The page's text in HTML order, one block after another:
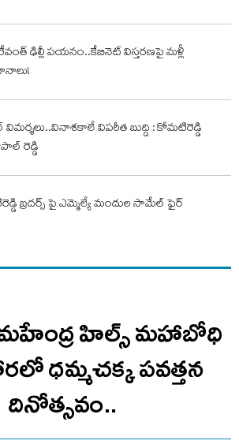
ఢిల్లీ పయనం..కేబినెట్ విస్తరణపై మళ్లీ
విపరీత బుద్ది : కోమటిరెడ్డి
రెడ్డి
బ్రదర్స్ పై ఎమ్మెల్యే మందుల సామేల్ ఫైర్
మహేంద్ర హిల్స్‌ మహాబోధి
ధమ్మచక్క పవత్తన
దినోత్సవం..